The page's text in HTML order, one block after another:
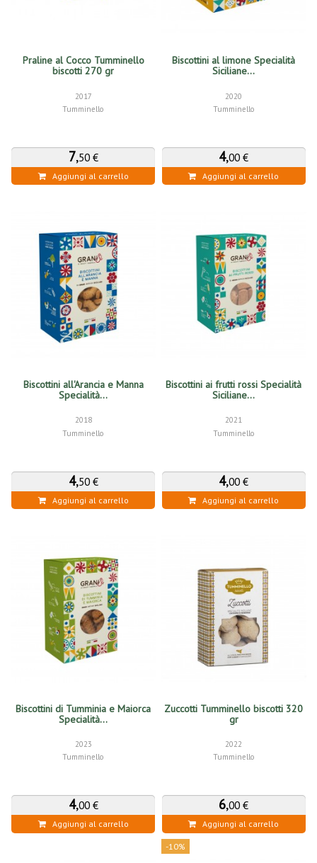
Praline al Cocco Tumminello
biscotti 270 gr
2017
Tumminello
7,50 €
Aggiungi al carrello
Biscottini al limone Specialità
Siciliane...
2020
Tumminello
4,00 €
Aggiungi al carrello
Biscottini all'Arancia e Manna
Specialità...
2018
Tumminello
4,50 €
Aggiungi al carrello
Biscottini ai frutti rossi Specialità
Siciliane...
2021
Tumminello
4,00 €
Aggiungi al carrello
Biscottini di Tumminia e Maiorca
Specialità...
2023
Tumminello
4,00 €
Aggiungi al carrello
Zuccotti Tumminello biscotti 320
gr
2022
Tumminello
6,00 €
Aggiungi al carrello
-10%